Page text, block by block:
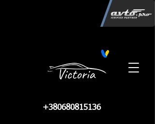
+380680815136